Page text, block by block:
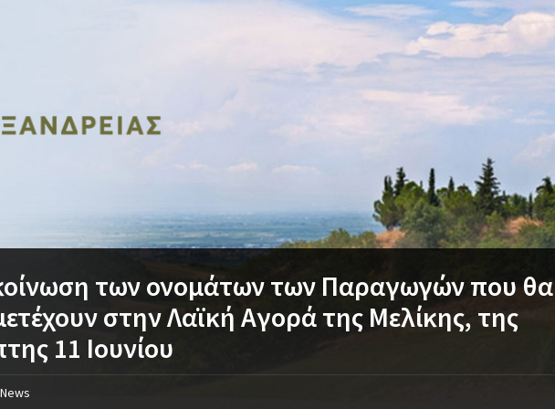
των ονομάτων των Παραγωγών που θα
στην Λαϊκή Αγορά της Μελίκης, της
11 Ιουνίου
News